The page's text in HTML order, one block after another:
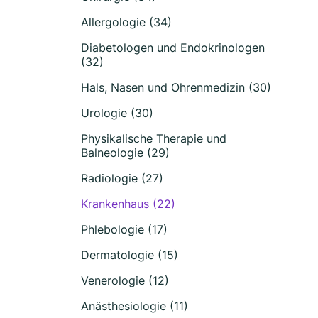
Allergologie (34)
Diabetologen und Endokrinologen
(32)
Hals, Nasen und Ohrenmedizin (30)
Urologie (30)
Physikalische Therapie und
Balneologie (29)
Radiologie (27)
Krankenhaus (22)
Phlebologie (17)
Dermatologie (15)
Venerologie (12)
Anästhesiologie (11)